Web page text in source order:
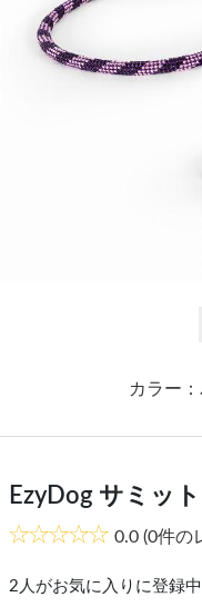
カラー
EzyDog サミッ
0.0 (0件の
2 人がお気に入りに登録中